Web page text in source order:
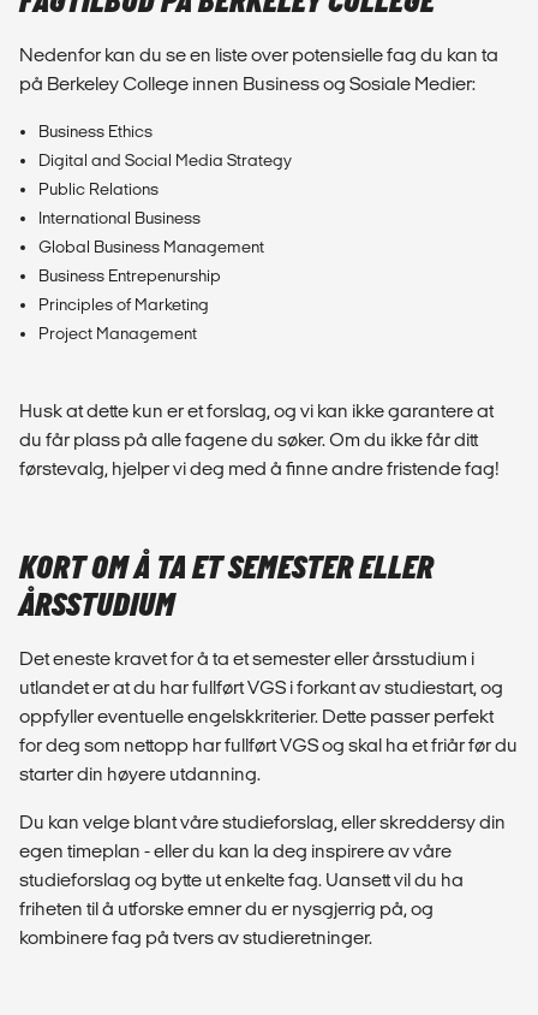
Nedenfor kan du se en liste over potensielle fag du kan ta
på Berkeley College innen Business og Sosiale Medier:
Business Ethics
Digital and Social Media Strategy
Public Relations
International Business
Global Business Management
Business Entrepenurship
Principles of Marketing
Project Management
Husk at dette kun er et forslag, og vi kan ikke garantere at
du får plass på alle fagene du søker. Om du ikke får ditt
førstevalg, hjelper vi deg med å finne andre fristende fag!
KORT OM Å TA ET SEMESTER ELLER
ÅRSSTUDIUM
Det eneste kravet for å ta et semester eller årsstudium i
utlandet er at du har fullført VGS i forkant av studiestart, og
oppfyller eventuelle engelskkriterier. Dette passer perfekt
for deg som nettopp har fullført VGS og skal ha et friår før du
starter din høyere utdanning.
Du kan velge blant våre studieforslag, eller skreddersy din
egen timeplan - eller du kan la deg inspirere av våre
studieforslag og bytte ut enkelte fag. Uansett vil du ha
friheten til å utforske emner du er nysgjerrig på, og
kombinere fag på tvers av studieretninger.